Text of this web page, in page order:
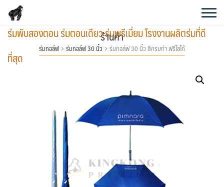
content
ร่มพับสองตอน ร่มตอนเดียว ร่มพรีเมี่ยม โรงงานผลิตร่มที่ดี
ที่สุด
ร้านค้า
ร่มกอล์ฟ ร่มกอล์ฟ 30 นิ้ว ร่มกอล์ฟ 30 นิ้ว สีกรมท่า ฟรีโลโก้